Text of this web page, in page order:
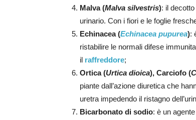
Malva (Malva silvestris): il
urinario. Con i fiori e le foglie
Echinacea (Echinacea pupurea):
ristabilire le normali difese
il raffreddore;
Ortica (Urtica dioica), Carciofo (
piante dall’azione diuretica che
uretra impedendo il ristagno
Bicarbonato di sodio: è un